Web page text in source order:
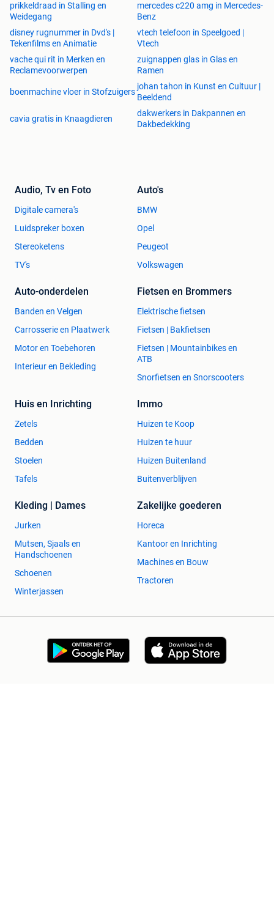
prikkeldraad in Stalling en
Weidegang
mercedes c220 amg in Mercedes-
Benz
disney rugnummer in Dvd's |
Tekenfilms en Animatie
vtech telefoon in Speelgoed |
Vtech
vache qui rit in Merken en
Reclamevoorwerpen
zuignappen glas in Glas en
Ramen
boenmachine vloer in Stofzuigers
johan tahon in Kunst en Cultuur |
Beeldend
cavia gratis in Knaagdieren
dakwerkers in Dakpannen en
Dakbedekking
Audio, Tv en Foto
Digitale camera's
Luidspreker boxen
Stereoketens
TV's
Auto's
BMW
Opel
Peugeot
Volkswagen
Auto-onderdelen
Banden en Velgen
Carrosserie en Plaatwerk
Motor en Toebehoren
Interieur en Bekleding
Fietsen en Brommers
Elektrische fietsen
Fietsen | Bakfietsen
Fietsen | Mountainbikes en
ATB
Snorfietsen en Snorscooters
Huis en Inrichting
Zetels
Bedden
Stoelen
Tafels
Immo
Huizen te Koop
Huizen te huur
Huizen Buitenland
Buitenverblijven
Kleding | Dames
Jurken
Mutsen, Sjaals en
Handschoenen
Schoenen
Winterjassen
Zakelijke goederen
Horeca
Kantoor en Inrichting
Machines en Bouw
Tractoren